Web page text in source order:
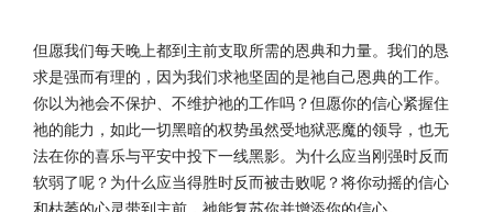
但愿我们每天晚上都到主前支取所需的恩典和力量。我们的恳
求是强而有理的，因为我们求祂坚固的是祂自己恩典的工作。
你以为祂会不保护、不维护祂的工作吗？但愿你的信心紧握住
祂的能力，如此一切黑暗的权势虽然受地狱恶魔的领导，也无
法在你的喜乐与平安中投下一线黑影。为什么应当刚强时反而
软弱了呢？为什么应当得胜时反而被击败呢？将你动摇的信心
和枯萎的心灵带到主前，祂能复苏你并增添你的信心。